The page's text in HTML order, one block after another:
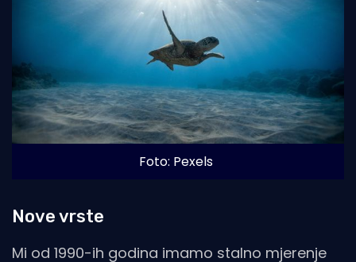
Foto: Pexels
Nove vrste
Mi od 1990-ih godina imamo stalno mjerenje